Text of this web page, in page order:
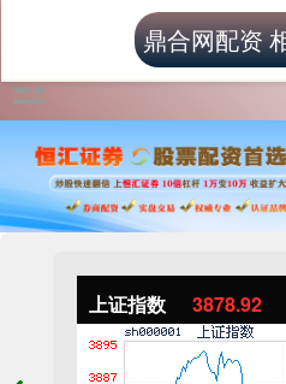
上证指数 3878.92
鼎合网配资